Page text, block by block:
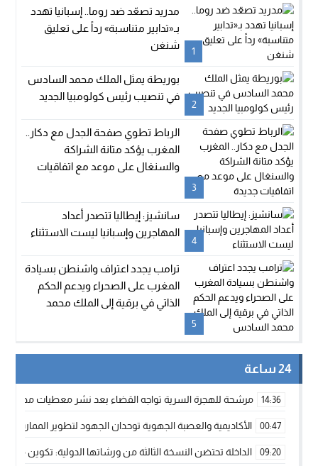
1
مدريد تصعّد ضد روما.. إسبانيا تهدد
بـ«تدابير متناسبة» رداً على تعليق
شنغن
2
بوريطة يمثل الملك محمد السادس
في تنصيب رئيس كولومبيا الجديد
3
الرباط تطوي صفحة الجدل مع دكار..
المغرب يؤكد متانة الشراكة
والسنغال على موعد مع اتفاقيات
4
سانشيز: إيطاليا تتصدر أعداد
المهاجرين وإسبانيا ليست الاستثناء
5
ترامب يجدد اعتراف واشنطن بسيادة
المغرب على الصحراء ويدعم الحكم
الذاتي في برقية إلى الملك محمد
24 ساعة
14:36 مرشحة للهجرة السرية تواجه القضاء بعد نشر معطيات مضللة
00:47 الأكاديمية والعصبة الجهوية توحدان الجهود لتطوير الممارسة
09:20 الداخلة تحتضن النسخة الثالثة من ورشاتها الدولية: تكوين